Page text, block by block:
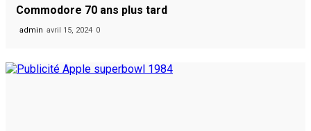
Commodore 70 ans plus tard
admin avril 15, 2024 0